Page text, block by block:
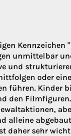
Kennzeichen
unmittelbar
und
oder
führen. Kinder
den Filmfiguren.
alleine
daher sehr